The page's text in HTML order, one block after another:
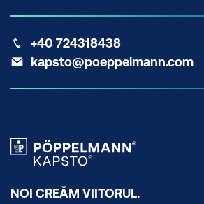
+40 724318438
kapsto@poeppelmann.com
NOI CREĂM VIITORUL.